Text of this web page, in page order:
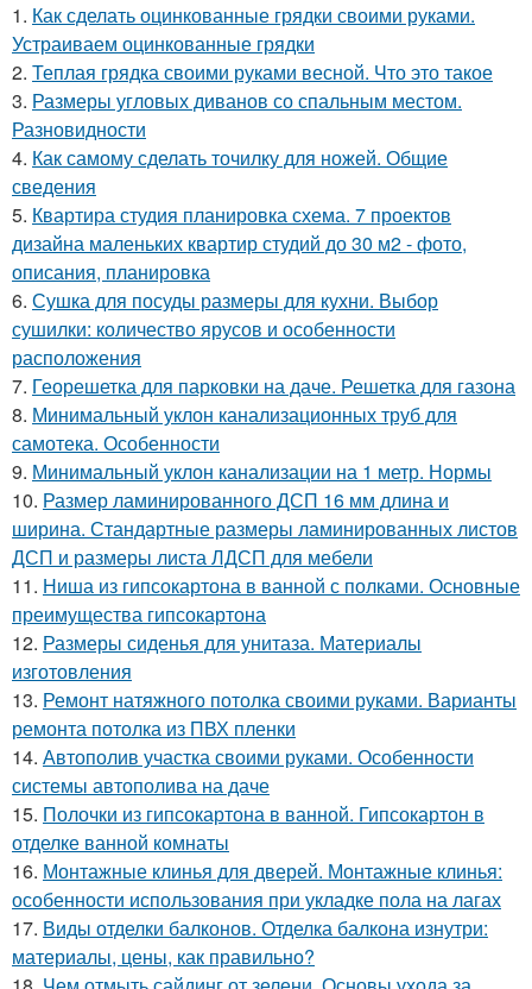
1. Как сделать оцинкованные грядки своими руками.
Устраиваем оцинкованные грядки
2. Теплая грядка своими руками весной. Что это такое
3. Размеры угловых диванов со спальным местом.
Разновидности
4. Как самому сделать точилку для ножей. Общие
сведения
5. Квартира студия планировка схема. 7 проектов
дизайна маленьких квартир студий до 30 м2 - фото,
описания, планировка
6. Сушка для посуды размеры для кухни. Выбор
сушилки: количество ярусов и особенности
расположения
7. Георешетка для парковки на даче. Решетка для газона
8. Минимальный уклон канализационных труб для
самотека. Особенности
9. Минимальный уклон канализации на 1 метр. Нормы
10. Размер ламинированного ДСП 16 мм длина и
ширина. Стандартные размеры ламинированных листов
ДСП и размеры листа ЛДСП для мебели
11. Ниша из гипсокартона в ванной с полками. Основные
преимущества гипсокартона
12. Размеры сиденья для унитаза. Материалы
изготовления
13. Ремонт натяжного потолка своими руками. Варианты
ремонта потолка из ПВХ пленки
14. Автополив участка своими руками. Особенности
системы автополива на даче
15. Полочки из гипсокартона в ванной. Гипсокартон в
отделке ванной комнаты
16. Монтажные клинья для дверей. Монтажные клинья:
особенности использования при укладке пола на лагах
17. Виды отделки балконов. Отделка балкона изнутри:
материалы, цены, как правильно?